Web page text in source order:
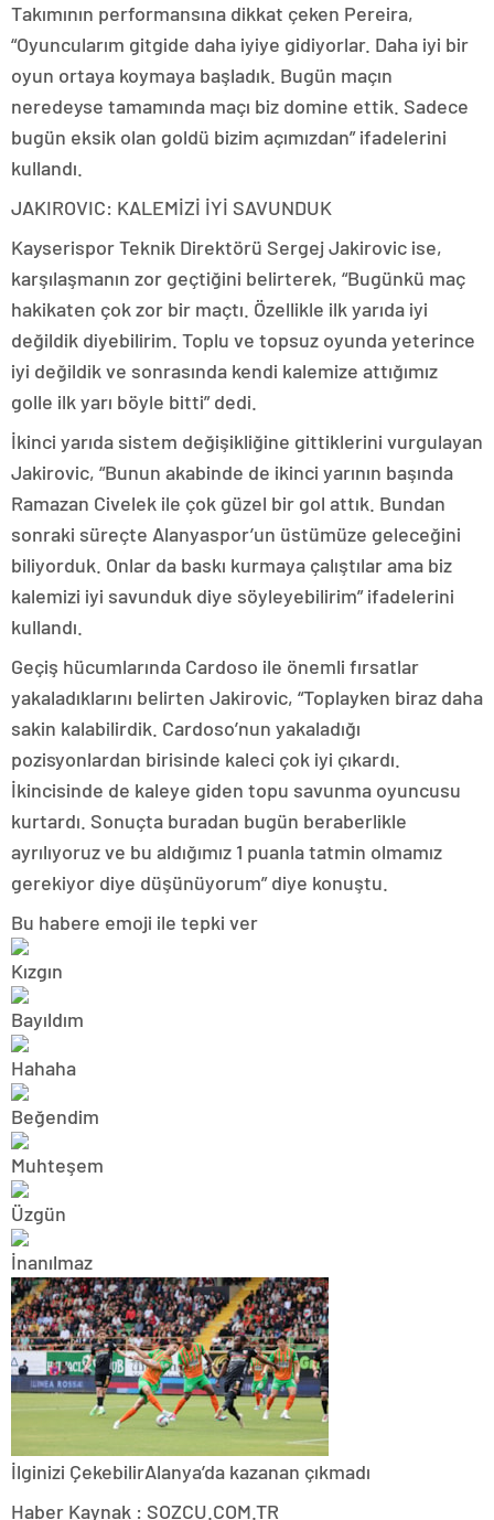
Takımının performansına dikkat çeken Pereira,
“Oyuncularım gitgide daha iyiye gidiyorlar. Daha iyi bir
oyun ortaya koymaya başladık. Bugün maçın
neredeyse tamamında maçı biz domine ettik. Sadece
bugün eksik olan goldü bizim açımızdan” ifadelerini
kullandı.
JAKIROVIC: KALEMİZİ İYİ SAVUNDUK
Kayserispor Teknik Direktörü Sergej Jakirovic ise,
karşılaşmanın zor geçtiğini belirterek, “Bugünkü maç
hakikaten çok zor bir maçtı. Özellikle ilk yarıda iyi
değildik diyebilirim. Toplu ve topsuz oyunda yeterince
iyi değildik ve sonrasında kendi kalemize attığımız
golle ilk yarı böyle bitti” dedi.
İkinci yarıda sistem değişikliğine gittiklerini vurgulayan
Jakirovic, “Bunun akabinde de ikinci yarının başında
Ramazan Civelek ile çok güzel bir gol attık. Bundan
sonraki süreçte Alanyaspor’un üstümüze geleceğini
biliyorduk. Onlar da baskı kurmaya çalıştılar ama biz
kalemizi iyi savunduk diye söyleyebilirim” ifadelerini
kullandı.
Geçiş hücumlarında Cardoso ile önemli fırsatlar
yakaladıklarını belirten Jakirovic, “Toplayken biraz daha
sakin kalabilirdik. Cardoso’nun yakaladığı
pozisyonlardan birisinde kaleci çok iyi çıkardı.
İkincisinde de kaleye giden topu savunma oyuncusu
kurtardı. Sonuçta buradan bugün beraberlikle
ayrılıyoruz ve bu aldığımız 1 puanla tatmin olmamız
gerekiyor diye düşünüyorum” diye konuştu.
Bu habere emoji ile tepki ver
İlginizi ÇekebilirAlanya’da kazanan çıkmadı
Haber Kaynak : SOZCU.COM.TR